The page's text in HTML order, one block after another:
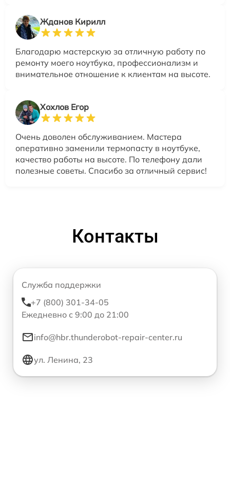
Жданов Кирилл
Благодарю мастерскую за отличную работу по
ремонту моего ноутбука, профессионализм и
внимательное отношение к клиентам на высоте.
Хохлов Егор
Очень доволен обслуживанием. Мастера
оперативно заменили термопасту в ноутбуке,
качество работы на высоте. По телефону дали
полезные советы. Спасибо за отличный сервис!
Контакты
Служба поддержки
+7 (800) 301-34-05
Ежедневно с 9:00 до 21:00
info@hbr.thunderobot-repair-center.ru
ул. Ленина, 23